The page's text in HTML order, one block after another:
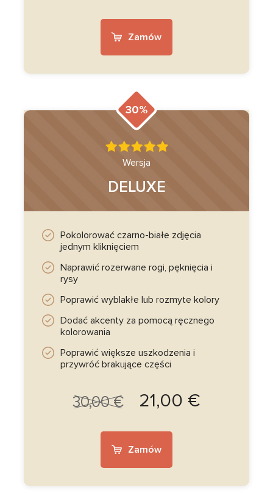
Zamów
30%
Wersja
DELUXE
Pokolorować czarno-białe zdjęcia
jednym kliknięciem
Naprawić rozerwane rogi, pęknięcia i
rysy
Poprawić wyblakłe lub rozmyte kolory
Dodać akcenty za pomocą ręcznego
kolorowania
Poprawić większe uszkodzenia i
przywróć brakujące części
30,00 € 21,00 €
Zamów